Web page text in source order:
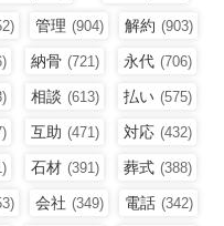
管理 (904) 解約 (903)
納骨 (721) 永代 (706)
相談 (613) 払い (575)
互助 (471) 対応 (432)
石材 (391) 葬式 (388)
会社 (349) 電話 (342)